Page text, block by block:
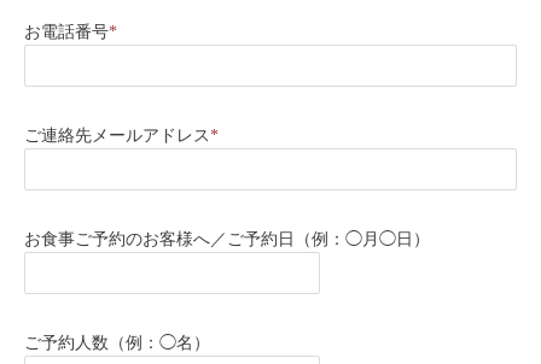
お電話番号*
ご連絡先メールアドレス*
お食事ご予約のお客様へ／ご予約日（例：◯月◯日）
ご予約人数（例：◯名）